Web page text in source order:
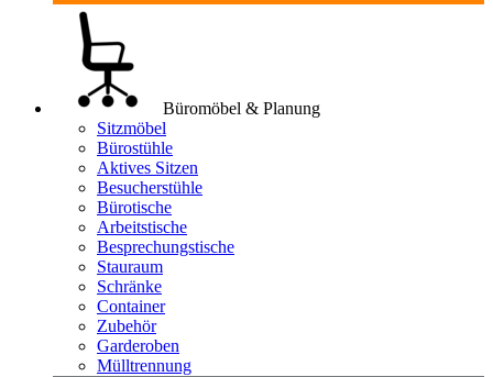
Büromöbel & Planung
Sitzmöbel
Bürostühle
Aktives Sitzen
Besucherstühle
Bürotische
Arbeitstische
Besprechungstische
Stauraum
Schränke
Container
Zubehör
Garderoben
Mülltrennung